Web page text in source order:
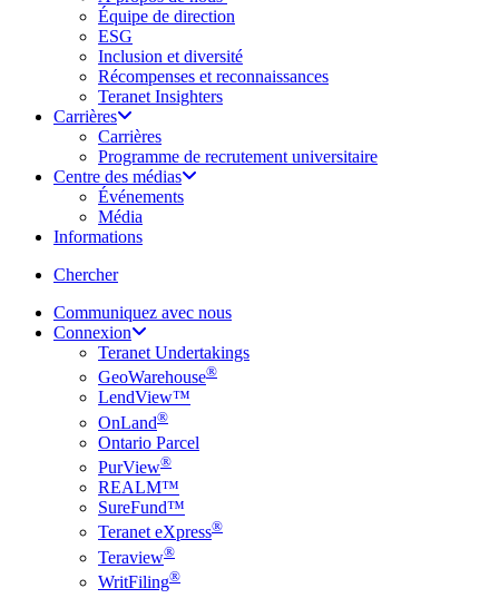
Équipe de direction
ESG
Inclusion et diversité
Récompenses et reconnaissances
Teranet Insighters
Carrières
Carrières
Programme de recrutement universitaire
Centre des médias
Événements
Média
Informations
Cherchersearch
Communiquez avec nous
Connexion
Teranet Undertakings
GeoWarehouse®
LendView™
OnLand®
Ontario Parcel
PurView®
REALM™
SureFund™
Teranet eXpress®
Teraview®
WritFiling®